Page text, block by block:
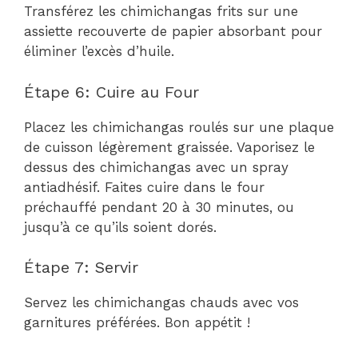
Transférez les chimichangas frits sur une
assiette recouverte de papier absorbant pour
éliminer l’excès d’huile.
Étape 6: Cuire au Four
Placez les chimichangas roulés sur une plaque
de cuisson légèrement graissée. Vaporisez le
dessus des chimichangas avec un spray
antiadhésif. Faites cuire dans le four
préchauffé pendant 20 à 30 minutes, ou
jusqu’à ce qu’ils soient dorés.
Étape 7: Servir
Servez les chimichangas chauds avec vos
garnitures préférées. Bon appétit !